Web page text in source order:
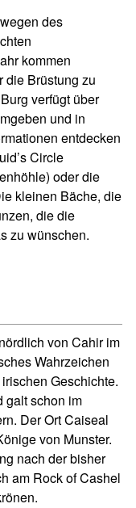
des
kommen
die Brüstung zu
verfügt über
und in
entdecken
Circle
oder die
kleinen Bäche, die
die die
zu wünschen.
von Cahir im
Wahrzeichen
Geschichte.
galt schon im
Der Ort Caiseal
von Munster.
nach der bisher
am Rock of Cashel